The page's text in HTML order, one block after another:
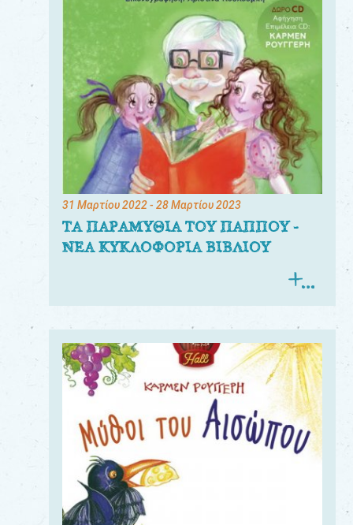
31 Μαρτίου 2022- 28 Μαρτίου 2023
ΤΑ ΠΑΡΑΜΥΘΙΑ ΤΟΥ ΠΑΠΠΟΥ -
ΝΕΑ ΚΥΚΛΟΦΟΡΙΑ ΒΙΒΛΙΟΥ